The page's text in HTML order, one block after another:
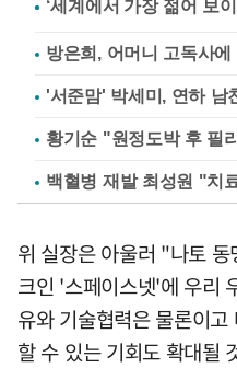
방은희, 어머니 고독사
'서준맘' 박세미, 연하 남
황기순 "원정도박 후 필
백혈병 재발 최성원 "치
위 실장은 아울러 "나토
크인 '스페이스넷'에 우리
유와 기술협력은 물론이
할 수 있는 기회도 확대될